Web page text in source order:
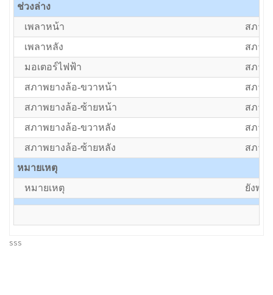
ช่วงล่าง
เพลาหน้า
สภาพ
เพลาหลัง
สภาพ
มอเตอร์ไฟฟ้า
สภาพ
สภาพยางล้อ-ขวาหน้า
สภาพ
สภาพยางล้อ-ซ้ายหน้า
สภาพ
สภาพยางล้อ-ขวาหลัง
สภาพ
สภาพยางล้อ-ซ้ายหลัง
สภาพ
หมายเหตุ
หมายเหตุ
ยังพอ
sss